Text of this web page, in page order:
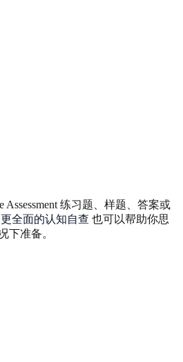
练习题、样题、答案或
更全面的认知自查 也可以帮助你思
下准备。